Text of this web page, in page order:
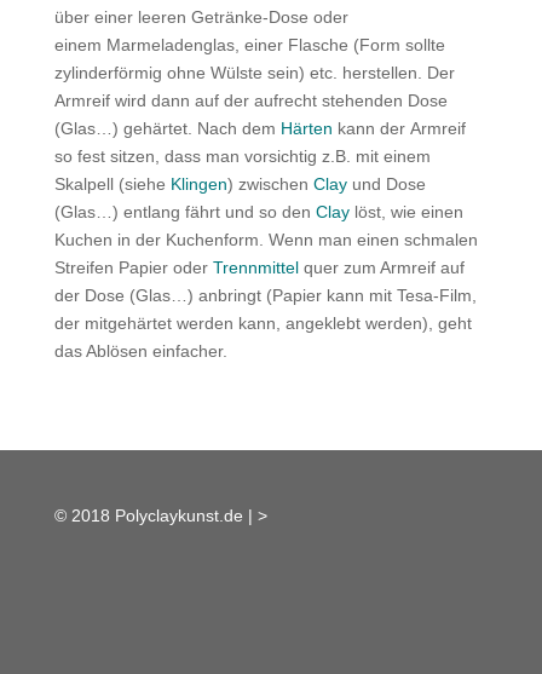
über einer leeren Getränke-Dose oder
einem Marmeladenglas, einer Flasche (Form sollte
zylinderförmig ohne Wülste sein) etc. herstellen. Der
Armreif wird dann auf der aufrecht stehenden Dose
(Glas…) gehärtet. Nach dem Härten kann der Armreif
so fest sitzen, dass man vorsichtig z.B. mit einem
Skalpell (siehe Klingen) zwischen Clayund Dose
(Glas…) entlang fährt und so den Claylöst, wie einen
Kuchen in der Kuchenform. Wenn man einen schmalen
Streifen Papier oder Trennmittelquer zum Armreif auf
der Dose (Glas…) anbringt (Papier kann mit Tesa-Film,
der mitgehärtet werden kann, angeklebt werden), geht
das Ablösen einfacher.
© 2018 Polyclaykunst.de | >